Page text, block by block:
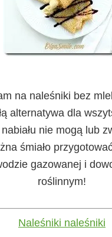
na naleśniki bez
alternatywa dla
nie mogą lub
śmiało
gazowanej i
roślinnym!
Naleśniki naleśniki